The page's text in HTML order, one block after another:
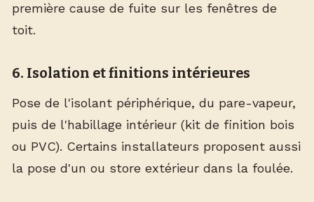
première cause de fuite sur les fenêtres de
toit.
6. Isolation et finitions intérieures
Pose de l'isolant périphérique, du pare-vapeur,
puis de l'habillage intérieur (kit de finition bois
ou PVC). Certains installateurs proposent aussi
la pose d'un ou store extérieur dans la foulée.